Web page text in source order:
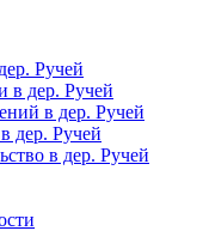
Ручей
в дер. Ручей
в дер. Ручей
дер. Ручей
в дер. Ручей